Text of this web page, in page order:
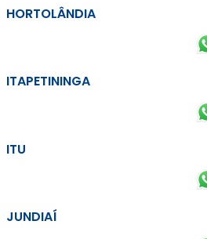
HORTOLÂNDIA
ITAPETININGA
ITU
JUNDIAÍ